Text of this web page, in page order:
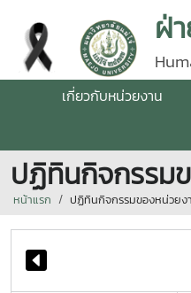
ฝ่
เกี่ยวกับหน่วยงาน
ปฏิทินกิจกรรม
หน้าแรก ปฏิทินกิจกรรมของหน่วยง